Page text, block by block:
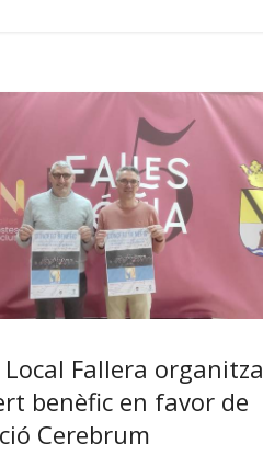
Local Fallera organitza
benèfic en favor de
Cerebrum